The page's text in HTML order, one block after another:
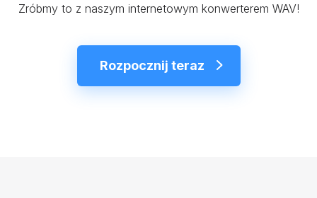
Zróbmy to z naszym internetowym konwerterem WAV!
Rozpocznij teraz